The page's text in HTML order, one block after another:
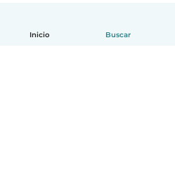
Inicio Buscar